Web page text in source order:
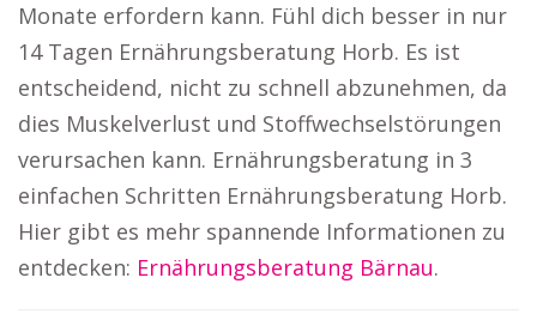
Monate erfordern kann. Fühl dich besser in nur
14 Tagen Ernährungsberatung Horb. Es ist
entscheidend, nicht zu schnell abzunehmen, da
dies Muskelverlust und Stoffwechselstörungen
verursachen kann. Ernährungsberatung in 3
einfachen Schritten Ernährungsberatung Horb.
Hier gibt es mehr spannende Informationen zu
entdecken: Ernährungsberatung Bärnau.